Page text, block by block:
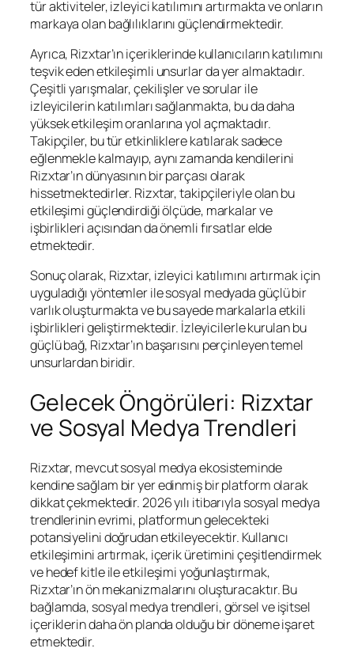
tür aktiviteler, izleyici katılımını artırmakta ve onların
markaya olan bağlılıklarını güçlendirmektedir.
Ayrıca, Rizxtar’ın içeriklerinde kullanıcıların katılımını
teşvik eden etkileşimli unsurlar da yer almaktadır.
Çeşitli yarışmalar, çekilişler ve sorular ile
izleyicilerin katılımları sağlanmakta, bu da daha
yüksek etkileşim oranlarına yol açmaktadır.
Takipçiler, bu tür etkinliklere katılarak sadece
eğlenmekle kalmayıp, aynı zamanda kendilerini
Rizxtar’ın dünyasının bir parçası olarak
hissetmektedirler. Rizxtar, takipçileriyle olan bu
etkileşimi güçlendirdiği ölçüde, markalar ve
işbirlikleri açısından da önemli fırsatlar elde
etmektedir.
Sonuç olarak, Rizxtar, izleyici katılımını artırmak için
uyguladığı yöntemler ile sosyal medyada güçlü bir
varlık oluşturmakta ve bu sayede markalarla etkili
işbirlikleri geliştirmektedir. İzleyicilerle kurulan bu
güçlü bağ, Rizxtar’ın başarısını perçinleyen temel
unsurlardan biridir.
Gelecek Öngörüleri: Rizxtar
ve Sosyal Medya Trendleri
Rizxtar, mevcut sosyal medya ekosisteminde
kendine sağlam bir yer edinmiş bir platform olarak
dikkat çekmektedir. 2026 yılı itibarıyla sosyal medya
trendlerinin evrimi, platformun gelecekteki
potansiyelini doğrudan etkileyecektir. Kullanıcı
etkileşimini artırmak, içerik üretimini çeşitlendirmek
ve hedef kitle ile etkileşimi yoğunlaştırmak,
Rizxtar’ın ön mekanizmalarını oluşturacaktır. Bu
bağlamda, sosyal medya trendleri, görsel ve işitsel
içeriklerin daha ön planda olduğu bir döneme işaret
etmektedir.